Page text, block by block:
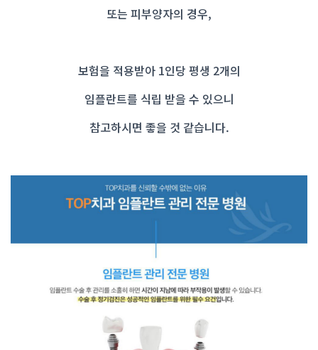
또는 피부양자의 경우,
보험을 적용받아 1인당 평생 2개의
임플란트를 식립 받을 수 있으니
참고하시면 좋을 것 같습니다.